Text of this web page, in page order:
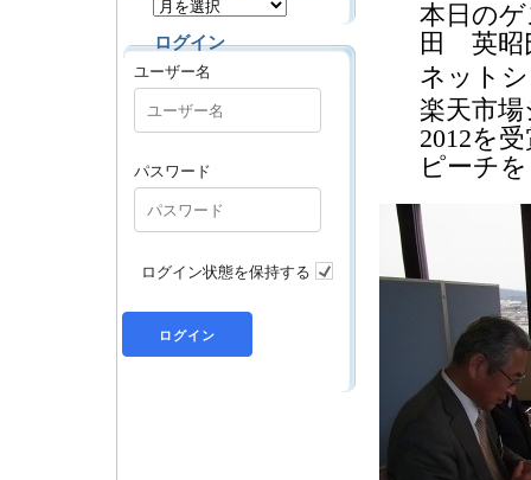
本日の
田 英昭
ネット
楽天市
2012を
ピーチ
ログイン
ユーザー名
パスワード
ログイン状態を保持する